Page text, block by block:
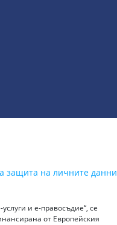
защита на личните данни
и е-правосъдие“, се
от Европейския